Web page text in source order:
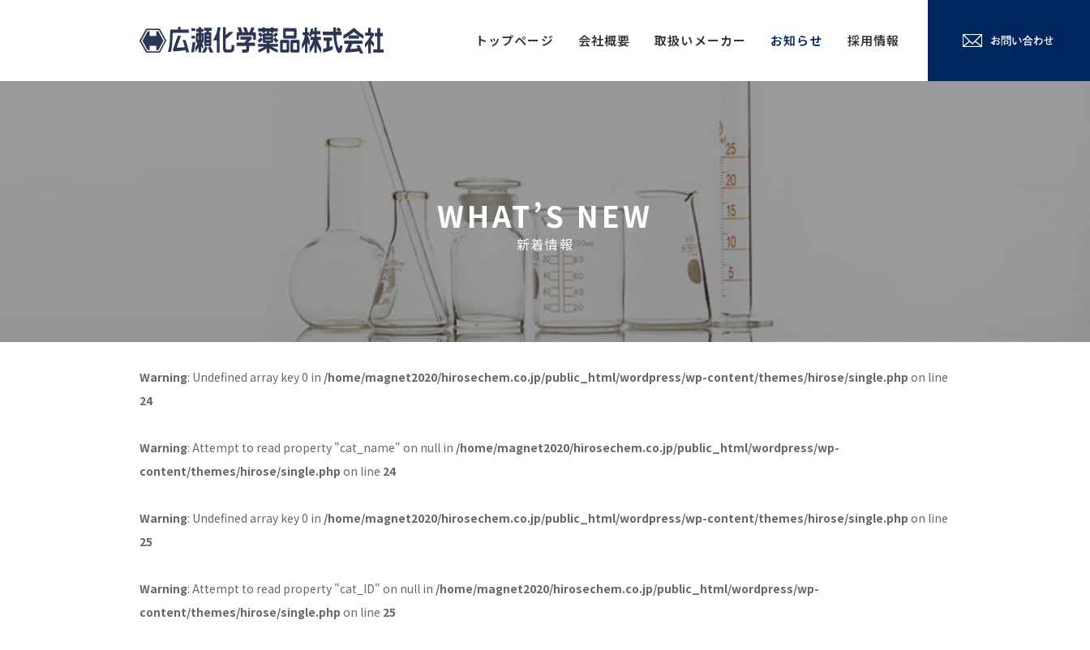
トップページ 会社概要 取扱いメーカー お知らせ 採用情報
WHAT’S NEW
新着情報
Warning: Undefined array key 0 in /home/magnet2020/hirosechem.co.jp/public_html/wordpress/wp-content/themes/hirose/single.php on line
24
Warning: Attempt to read property "cat_name" on null in /home/magnet2020/hirosechem.co.jp/public_html/wordpress/wp-
content/themes/hirose/single.php on line 24
Warning: Undefined array key 0 in /home/magnet2020/hirosechem.co.jp/public_html/wordpress/wp-content/themes/hirose/single.php on line
25
Warning: Attempt to read property "cat_ID" on null in /home/magnet2020/hirosechem.co.jp/public_html/wordpress/wp-
content/themes/hirose/single.php on line 25